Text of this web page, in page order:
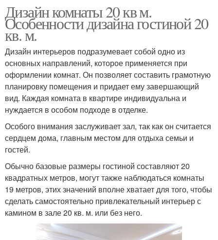
Дизайн комнаты 20 кв м.
Особенности дизайна гостиной 20
кв. м.
Дизайн интерьеров подразумевает собой одно из
основных направлений, которое применяется при
оформлении комнат. Он позволяет составить грамотную
планировку помещения и придает ему завершающий
вид. Каждая комната в квартире индивидуальна и
нуждается в особом подходе в отделке.
Особого внимания заслуживает зал, так как он считается
сердцем дома, главным местом для отдыха семьи и
гостей.
Обычно базовые размеры гостиной составляют 20
квадратных метров, могут также наблюдаться комнаты
19 метров, этих значений вполне хватает для того, чтобы
сделать самостоятельно привлекательный интерьер с
камином в зале 20 кв. м. или без него.